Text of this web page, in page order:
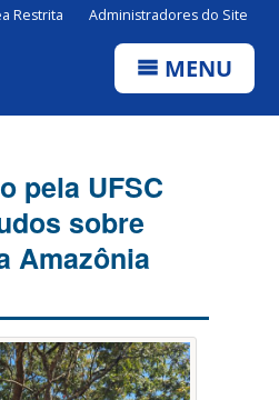
Restrita Administradores do Site
MENU
pela UFSC
sobre
Amazônia